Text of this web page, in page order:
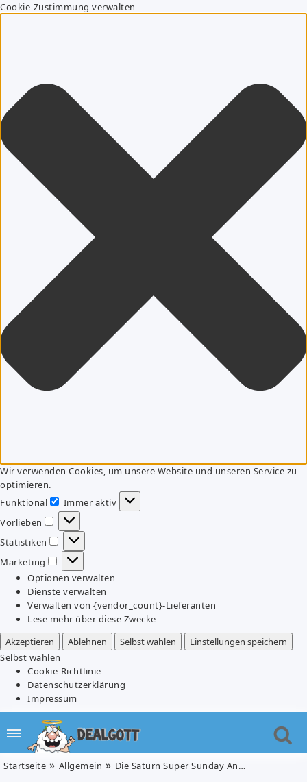
Cookie-Zustimmung verwalten
Wir verwenden Cookies, um unsere Website und unseren Service zu
optimieren.
Funktional
Funktional
Immer aktiv
Vorlieben
Vorlieben
Statistiken
Statistiken
Marketing
Marketing
Optionen verwalten
Dienste verwalten
Verwalten von {vendor_count}-Lieferanten
Lese mehr über diese Zwecke
Akzeptieren
Ablehnen Selbst wählen
Einstellungen speichern
Selbst wählen
Cookie-Richtlinie
Datenschutzerklärung
Impressum
Startseite Allgemein Die Saturn Super Sunday Angebote, so z.B. Phi­lips 50PFK4009/12 127 cm (50 Zoll) LED-Fern­se­her für 419€